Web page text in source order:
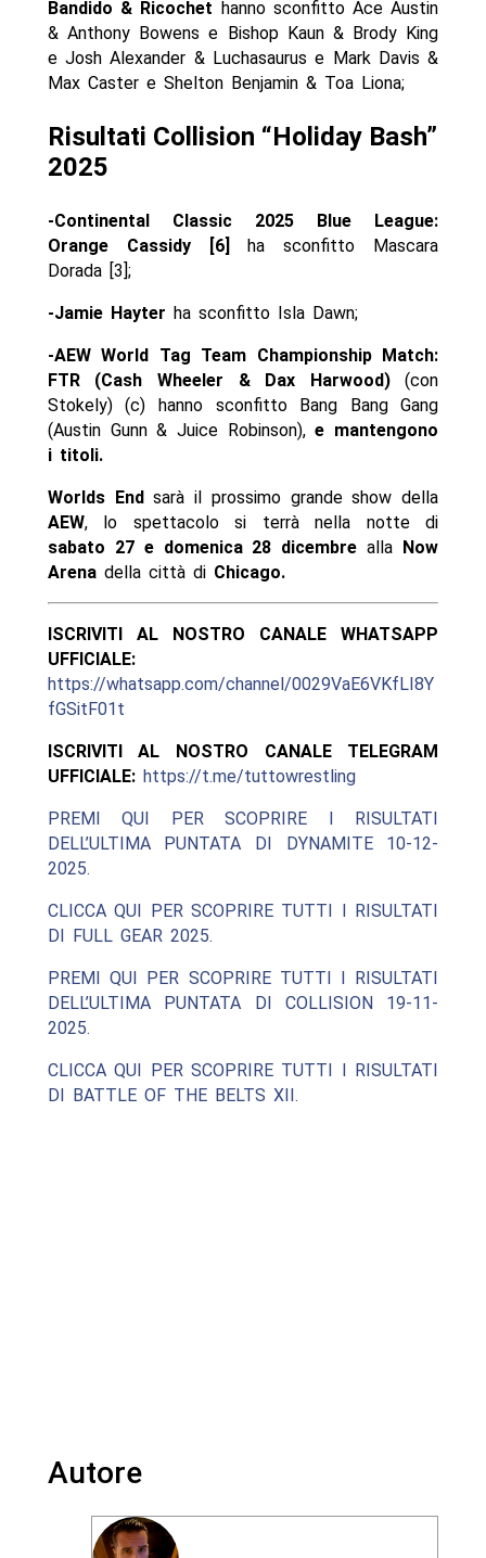
Bandido & Ricochet hanno sconfitto Ace Austin
& Anthony Bowens e Bishop Kaun & Brody King
e Josh Alexander & Luchasaurus e Mark Davis &
Max Caster e Shelton Benjamin & Toa Liona;
Risultati Collision “Holiday Bash”
2025
-Continental Classic 2025 Blue League:
Orange Cassidy [6]
ha sconfitto Mascara
Dorada [3];
-Jamie Hayter ha sconfitto Isla Dawn;
-AEW World Tag Team Championship Match:
FTR (Cash Wheeler & Dax Harwood)(con
Stokely) (c) hanno sconfitto Bang Bang Gang
(Austin Gunn & Juice Robinson),e mantengono
i titoli.
Worlds Endsarà il prossimo grande show della
AEW, lo spettacolo si terrà nella notte di
sabato 27 e domenica 28 dicembrealla
Now
Arenadella città di Chicago.
ISCRIVITI AL NOSTRO CANALE WHATSAPP
UFFICIALE:
https://whatsapp.com/channel/0029VaE6VKfLI8Y
fGSitF01t
ISCRIVITI AL NOSTRO CANALE TELEGRAM
UFFICIALE: https://t.me/tuttowrestling
PREMI QUI PER SCOPRIRE I RISULTATI
DELL’ULTIMA PUNTATA DI DYNAMITE 10-12-
2025.
CLICCA QUI PER SCOPRIRE TUTTI I RISULTATI
DI FULL GEAR 2025.
PREMI QUI PER SCOPRIRE TUTTI I RISULTATI
DELL’ULTIMA PUNTATA DI COLLISION 19-11-
2025.
CLICCA QUI PER SCOPRIRE TUTTI I RISULTATI
DI BATTLE OF THE BELTS XII.
Autore